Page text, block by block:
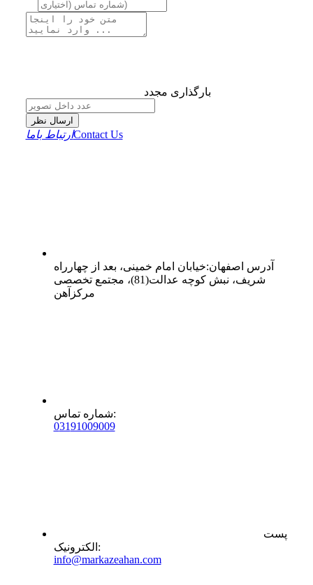
بارگذاری مجدد
ارسال نظر
ارتباط باماContact Us
آدرس اصفهان:خیابان امام خمینی، بعد از چهارراه
شریف، نبش کوچه عدالت(81)، مجتمع تخصصی
مرکزآهن
شماره تماس:
03191009009
پست
الکترونیک :
info@markazeahan.com